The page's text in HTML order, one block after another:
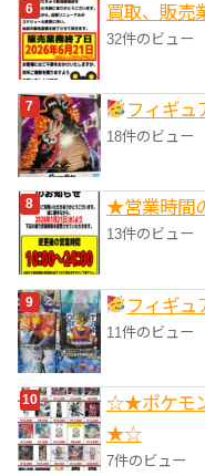
買取、販売
32件のビュー
フィギュ
18件のビュー
★営業時間
13件のビュー
フィギュ
11件のビュー
☆★ポケモン
★☆
7件のビュー